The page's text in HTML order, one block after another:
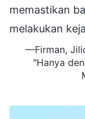
memastikan
melakukan
—Firman,
"Hanya